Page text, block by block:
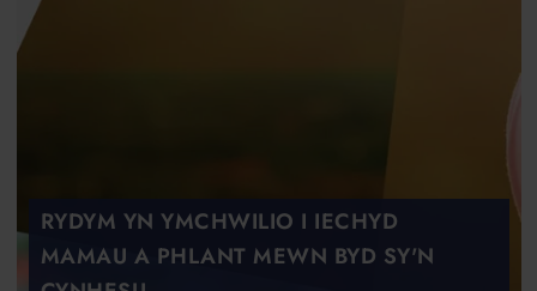
RYDYM YN YMCHWILIO I IECHYD
MAMAU A PHLANT MEWN BYD SY'N